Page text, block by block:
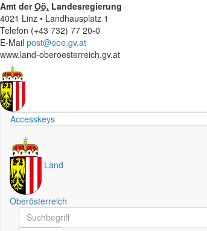
Amt derOö. Landesregierung
4021 Linz • Landhausplatz 1
Telefon (+43 732) 77 20-0
E-Mail post@ooe.gv.at
www.land-oberoesterreich.gv.at
Accesskeys
Land
Oberösterreich
Schnellsuche
Schnellsuche